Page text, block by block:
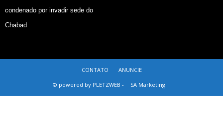
condenado por invadir sede do
Chabad
CONTATO
ANUNCIE
© powered by PLETZWEB -
SA Marketing